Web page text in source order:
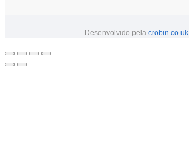
Desenvolvido pela crobin.co.uk